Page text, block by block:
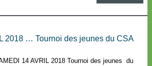
2018 … Tournoi des jeunes du CSA
14 AVRIL 2018 Tournoi des jeunes du